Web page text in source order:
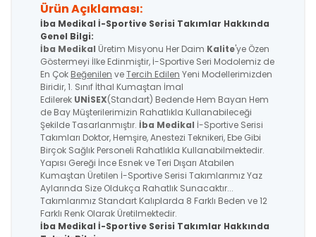
Ürün Açıklaması:
İba Medikal İ-Sportive Serisi Takımlar Hakkında
Genel Bilgi:
İba Medikal Üretim Misyonu Her Daim Kalite'ye Özen
Göstermeyi İlke Edinmiştir, İ-Sportive Seri Modolemiz de
En Çok Beğenilen veTercih Edilen Yeni Modellerimizden
Biridir, 1. Sınıf İthal Kumaştan İmal
Edilerek UNİSEX(Standart) Bedende Hem Bayan Hem
de Bay Müşterilerimizin Rahatlıkla Kullanabileceği
Şekilde Tasarlanmıştır. İba Medikal İ-Sportive Serisi
Takımları Doktor, Hemşire, Anestezi Teknikeri, Ebe Gibi
Birçok Sağlık Personeli Rahatlıkla Kullanabilmektedir.
Yapısı Gereği İnce Esnek ve Teri Dışarı Atabilen
Kumaştan Üretilen İ-Sportive Serisi Takımlarımız Yaz
Aylarında Size Oldukça Rahatlık Sunacaktır...
Takımlarımız Standart Kalıplarda 8 Farklı Beden ve 12
Farklı Renk Olarak Üretilmektedir.
İba Medikal İ-Sportive Serisi Takımlar Hakkında